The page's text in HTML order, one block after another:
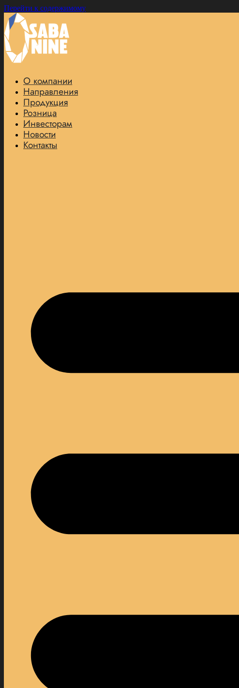
Перейти к содержимому
О компании
Направления
Продукция
Розница
Инвесторам
Новости
Контакты